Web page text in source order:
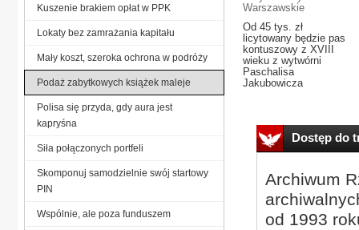
Warszawskie
Od 45 tys. zł
licytowany będzie pas
kontuszowy z XVIII
wieku z wytwórni
Paschalisa
Jakubowicza
Dostęp do
Archiwum
od 1993
Kuszenie brakiem opłat w PPK
Lokaty bez zamrażania kapitału
Mały koszt, szeroka ochrona w podróży
Podaż zabytkowych książek maleje
Polisa się przyda, gdy aura jest
kapryśna
Siła połączonych portfeli
Skomponuj samodzielnie swój startowy
PIN
Wspólnie, ale poza funduszem